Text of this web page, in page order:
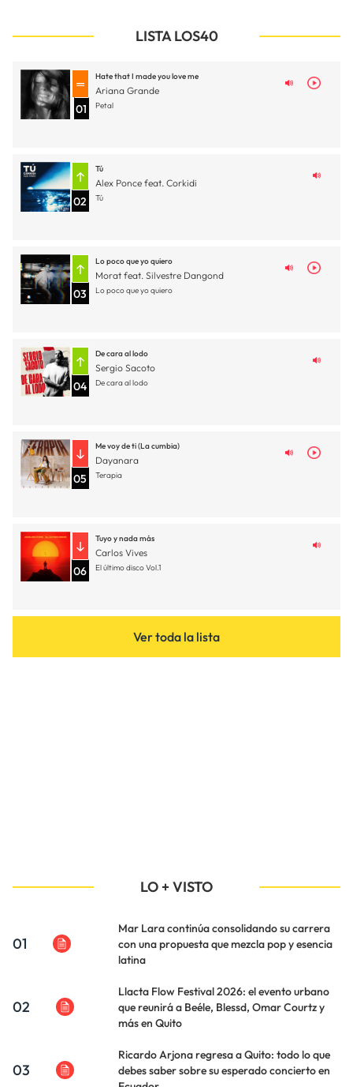
LISTA LOS40
01
Hate that I made you love me
Ariana Grande
Petal
02
Tú
Alex Ponce feat. Corkidi
Tú
03
Lo poco que yo quiero
Morat feat. Silvestre Dangond
Lo poco que yo quiero
04
De cara al lodo
Sergio Sacoto
De cara al lodo
05
Me voy de ti (La cumbia)
Dayanara
Terapia
06
Tuyo y nada más
Carlos Vives
El último disco Vol.1
Ver toda la lista
LO + VISTO
01
Mar Lara continúa consolidando su carrera
con una propuesta que mezcla pop y esencia
latina
02
Llacta Flow Festival 2026: el evento urbano
que reunirá a Beéle, Blessd, Omar Courtz y
más en Quito
03
Ricardo Arjona regresa a Quito: todo lo que
debes saber sobre su esperado concierto en